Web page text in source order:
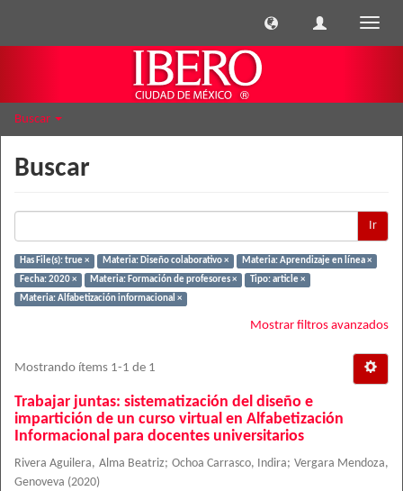
Buscar
Buscar
Ir
Has File(s): true × Materia: Diseño colaborativo ×
Materia: Aprendizaje en línea ×
Fecha: 2020 ×
Materia: Formación de profesores ×
Tipo: article ×
Materia: Alfabetización informacional ×
Mostrar filtros avanzados
Mostrando ítems 1-1 de 1
Trabajar juntas: sistematización del diseño e
impartición de un curso virtual en Alfabetización
Informacional para docentes universitarios
Rivera Aguilera, Alma Beatriz; Ochoa Carrasco, Indira; Vergara Mendoza,
Genoveva (2020)